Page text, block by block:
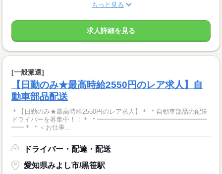
もっと見る
求人詳細を見る
[一般派遣]
【日勤のみ★最高時給2550円のレア求人】自
動車部品配送
＊【日勤のみ★最高時給2550円のレア求人】＊ ＊自動車部品の配送
ドライバーを募集中！！＊ ＊━━━━━━━━━━━━━━━━━
━━＊ ＊＜お仕事...
ドライバー・配達・配送
愛知県みよし市/黒笹駅